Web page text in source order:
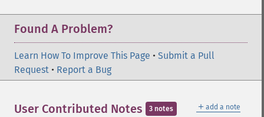
Found A Problem?
Learn How To Improve This Page • Submit a Pull
Request • Report a Bug
＋ add a note
User Contributed Notes 3 notes